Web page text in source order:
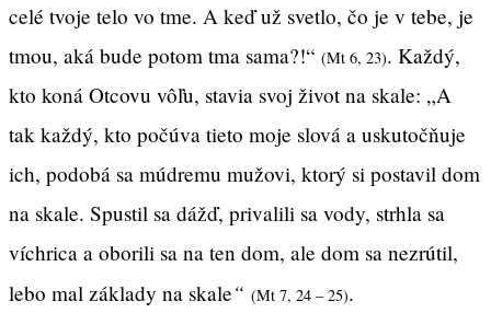
celé tvoje telo vo tme. A keď už svetlo, čo je v tebe, je
tmou, aká bude potom tma sama?!“ (Mt 6, 23). Každý,
kto koná Otcovu vôľu, stavia svoj život na skale: „A
tak každý, kto počúva tieto moje slová a uskutočňuje
ich, podobá sa múdremu mužovi, ktorý si postavil dom
na skale. Spustil sa dážď, privalili sa vody, strhla sa
víchrica a oborili sa na ten dom, ale dom sa nezrútil,
lebo mal základy na skale“ (Mt 7, 24 – 25).